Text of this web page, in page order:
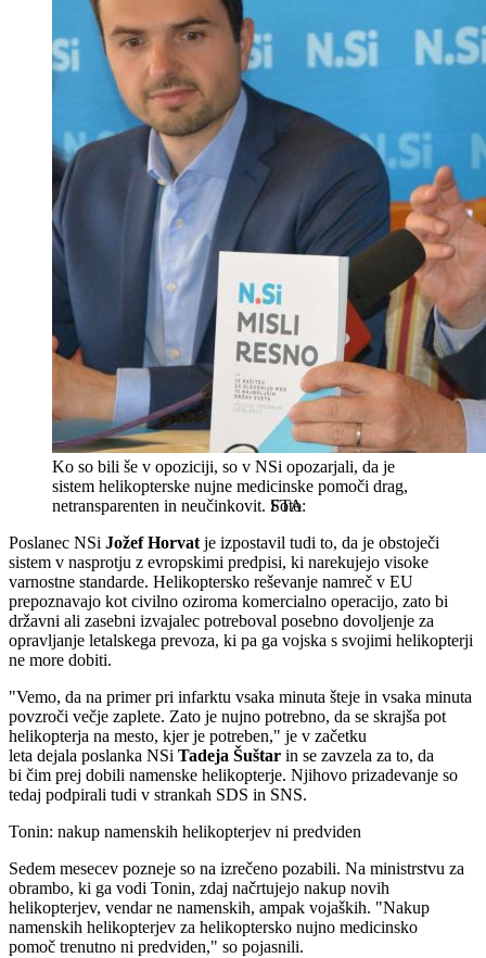
Ko so bili še v opoziciji, so v NSi opozarjali, da je
sistem helikopterske nujne medicinske pomoči drag,
netransparenten in neučinkovit. STA
Poslanec NSi Jožef Horvat je izpostavil tudi to, da je obstoječi
sistem v nasprotju z evropskimi predpisi, ki narekujejo visoke
varnostne standarde. Helikoptersko reševanje namreč v EU
prepoznavajo kot civilno oziroma komercialno operacijo, zato bi
državni ali zasebni izvajalec potreboval posebno dovoljenje za
opravljanje letalskega prevoza, ki pa ga vojska s svojimi helikopterji
ne more dobiti.
"Vemo, da na primer pri infarktu vsaka minuta šteje in vsaka minuta
povzroči večje zaplete. Zato je nujno potrebno, da se skrajša pot
helikopterja na mesto, kjer je potreben," je v začetku
leta dejala poslanka NSi Tadeja Šuštar in se zavzela za to, da
bi čim prej dobili namenske helikopterje. Njihovo prizadevanje so
tedaj podpirali tudi v strankah SDS in SNS.
Tonin: nakup namenskih helikopterjev ni predviden
Sedem mesecev pozneje so na izrečeno pozabili. Na ministrstvu za
obrambo, ki ga vodi Tonin, zdaj načrtujejo nakup novih
helikopterjev, vendar ne namenskih, ampak vojaških. "Nakup
namenskih helikopterjev za helikoptersko nujno medicinsko
pomoč trenutno ni predviden," so pojasnili.